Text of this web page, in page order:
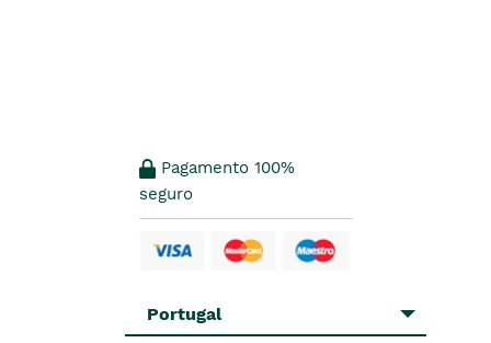
Pagamento 100%
seguro
Portugal